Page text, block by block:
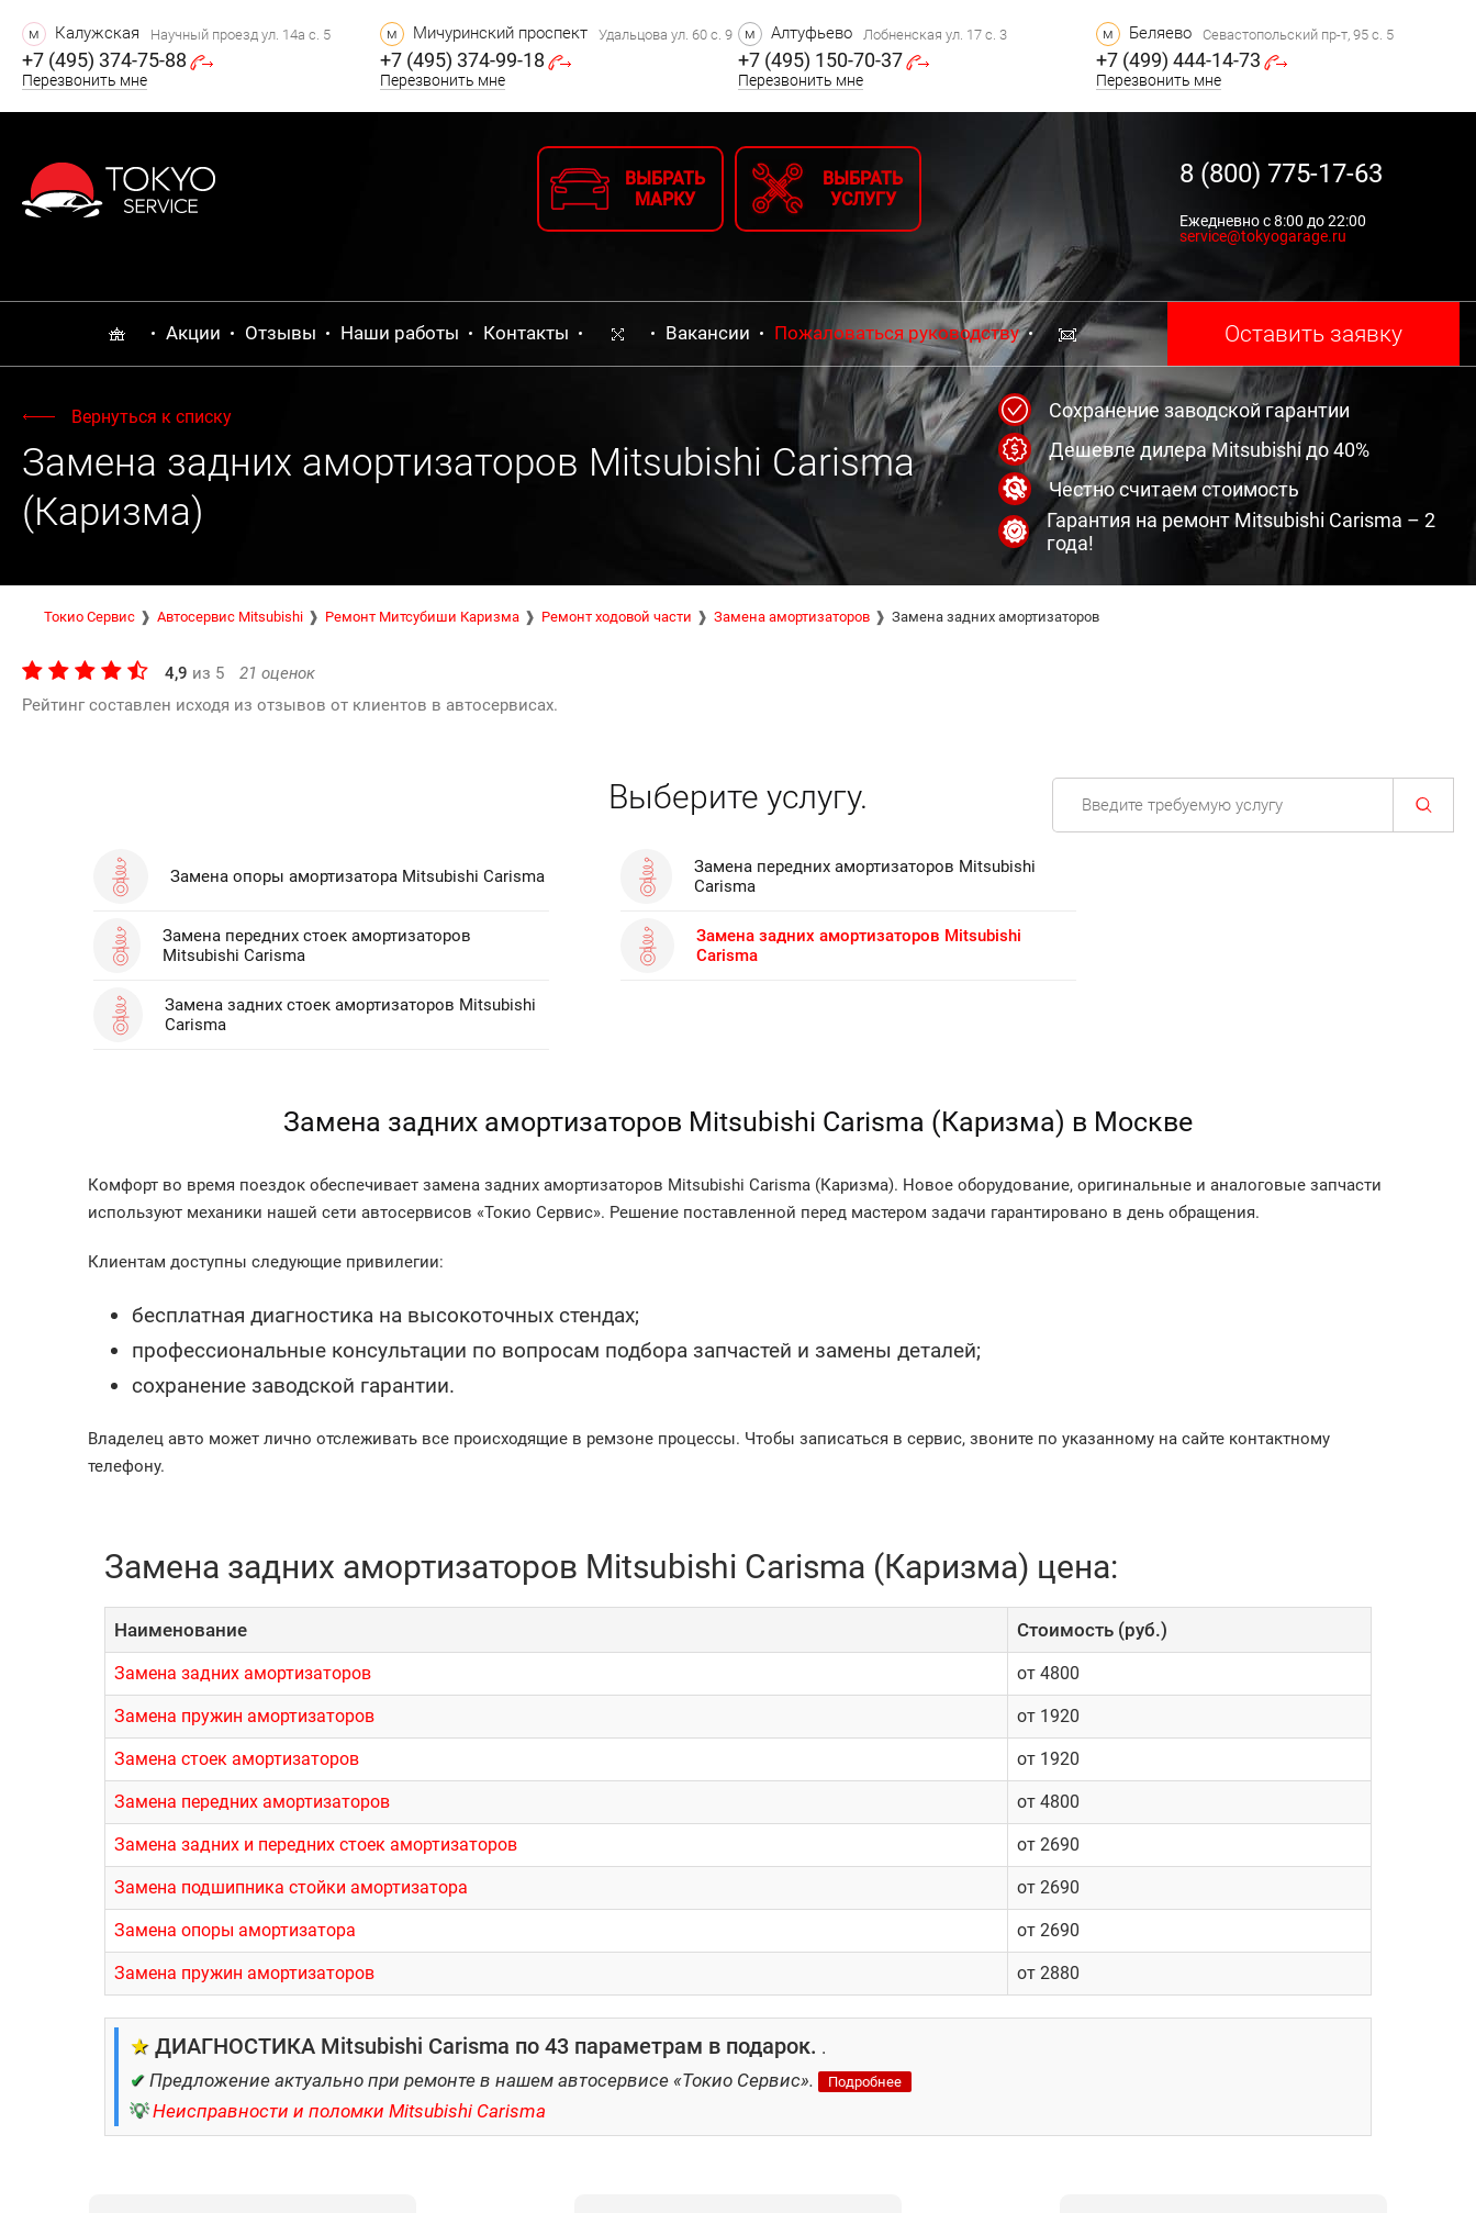
м Калужская Научный проезд ул. 14а с. 5
+7 (495) 374-75-88
Перезвонить мне
м Мичуринский проспект Удальцова ул. 60 с. 9
+7 (495) 374-99-18
Перезвонить мне
м Алтуфьево Лобненская ул. 17 с. 3
+7 (495) 150-70-37
Перезвонить мне
м Беляево Севастопольский пр-т, 95 с. 5
+7 (499) 444-14-73
Перезвонить мне
ВЫБРАТЬ
МАРКУ
ВЫБРАТЬ
УСЛУГУ
8 (800) 775-17-63
Ежедневно с 8:00 до 22:00
service@tokyogarage.ru
Акции Отзывы Наши работы Контакты Вакансии Пожаловаться руководству Оставить заявку
Вернуться к списку
Замена задних амортизаторов Mitsubishi Carisma
(Каризма)
Сохранение заводской гарантии
Дешевле дилера Mitsubishi до 40%
Честно считаем стоимость
Гарантия на ремонт Mitsubishi Carisma – 2
года!
Токио Сервис Автосервис Mitsubishi Ремонт Митсубиши Каризма Ремонт ходовой части Замена амортизаторов Замена задних амортизаторов
4,9 из 5 21 оценок
Рейтинг составлен исходя из отзывов от клиентов в автосервисах.
Выберите услугу.
Замена опоры амортизатора Mitsubishi Carisma
Замена передних амортизаторов Mitsubishi
Carisma
Замена передних стоек амортизаторов
Mitsubishi Carisma
Замена задних амортизаторов Mitsubishi
Carisma
Замена задних стоек амортизаторов Mitsubishi
Carisma
Замена задних амортизаторов Mitsubishi Carisma (Каризма) в Москве
Комфорт во время поездок обеспечивает замена задних амортизаторов Mitsubishi Carisma (Каризма). Новое оборудование, оригинальные и аналоговые запчасти
используют механики нашей сети автосервисов «Токио Сервис». Решение поставленной перед мастером задачи гарантировано в день обращения.
Клиентам доступны следующие привилегии:
бесплатная диагностика на высокоточных стендах;
профессиональные консультации по вопросам подбора запчастей и замены деталей;
сохранение заводской гарантии.
Владелец авто может лично отслеживать все происходящие в ремзоне процессы. Чтобы записаться в сервис, звоните по указанному на сайте контактному
телефону.
Замена задних амортизаторов Mitsubishi Carisma (Каризма) цена:
Наименование Cтоимость (руб.)
Замена задних амортизаторов от 4800
Замена пружин амортизаторов от 1920
Замена стоек амортизаторов от 1920
Замена передних амортизаторов от 4800
Замена задних и передних стоек амортизаторов от 2690
Замена подшипника стойки амортизатора от 2690
Замена опоры амортизатора от 2690
Замена пружин амортизаторов от 2880
★ ДИАГНОСТИКА Mitsubishi Carisma по 43 параметрам в подарок. .
✔ Предложение актуально при ремонте в нашем автосервисе «Токио Сервис». Подробнее
💡 Неисправности и поломки Mitsubishi Carisma